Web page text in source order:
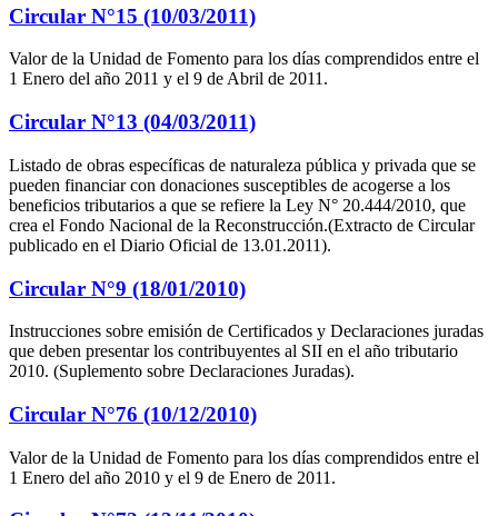
Circular N°15 (10/03/2011)
Valor de la Unidad de Fomento para los días comprendidos entre el
1 Enero del año 2011 y el 9 de Abril de 2011.
Circular N°13 (04/03/2011)
Listado de obras específicas de naturaleza pública y privada que se
pueden financiar con donaciones susceptibles de acogerse a los
beneficios tributarios a que se refiere la Ley N° 20.444/2010, que
crea el Fondo Nacional de la Reconstrucción.(Extracto de Circular
publicado en el Diario Oficial de 13.01.2011).
Circular N°9 (18/01/2010)
Instrucciones sobre emisión de Certificados y Declaraciones juradas
que deben presentar los contribuyentes al SII en el año tributario
2010. (Suplemento sobre Declaraciones Juradas).
Circular N°76 (10/12/2010)
Valor de la Unidad de Fomento para los días comprendidos entre el
1 Enero del año 2010 y el 9 de Enero de 2011.